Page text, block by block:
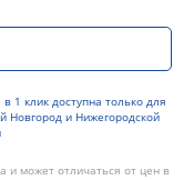
в 1 клик доступна только для
Новгород и Нижегородской
и может отличаться от цен в